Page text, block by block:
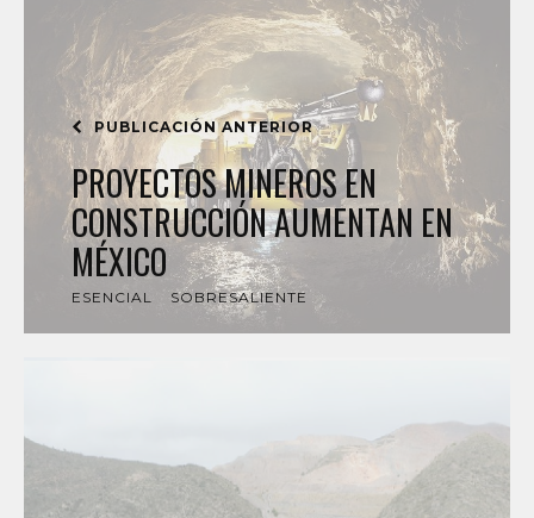
PUBLICACIÓN ANTERIOR
PROYECTOS MINEROS EN
CONSTRUCCIÓN AUMENTAN EN
MÉXICO
ESENCIAL SOBRESALIENTE